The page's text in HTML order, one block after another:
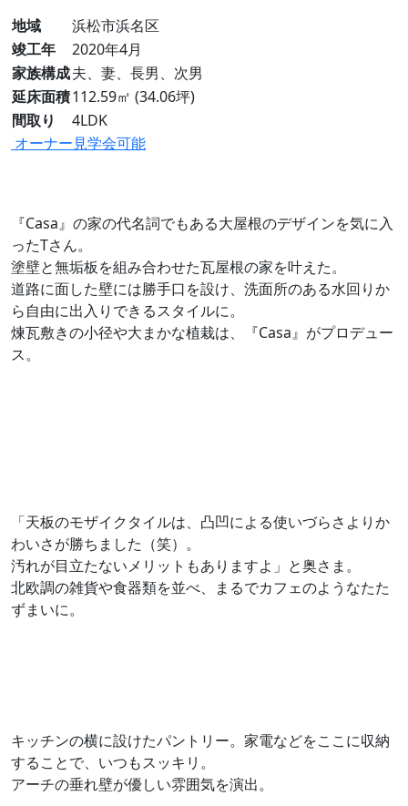
地域
浜松市浜名区
竣工年
2020年4月
家族構成夫、妻、長男、次男
延床面積112.59㎡ (34.06坪)
間取り
4LDK
オーナー見学会可能
『Casa』の家の代名詞でもある大屋根のデザインを気に入
ったTさん。
塗壁と無垢板を組み合わせた瓦屋根の家を叶えた。
道路に面した壁には勝手口を設け、洗面所のある水回りか
ら自由に出入りできるスタイルに。
煉瓦敷きの小径や大まかな植栽は、『Casa』がプロデュー
ス。
「天板のモザイクタイルは、凸凹による使いづらさよりか
わいさが勝ちました（笑）。
汚れが目立たないメリットもありますよ」と奥さま。
北欧調の雑貨や食器類を並べ、まるでカフェのようなたた
ずまいに。
キッチンの横に設けたパントリー。家電などをここに収納
することで、いつもスッキリ。
アーチの垂れ壁が優しい雰囲気を演出。